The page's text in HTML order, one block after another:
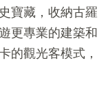
寶藏，收納古羅
更專業的建築和
的觀光客模式，